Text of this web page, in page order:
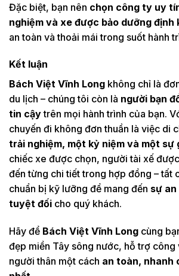
Đặc biệt, bạn nên chọn công ty uy
nghiệm và xe được bảo dưỡng định
an toàn và thoải mái trong suốt hành
Kết luận
Bách Việt Vĩnh Long không chỉ là
du lịch – chúng tôi còn là người bạn
tin cậytrên mọi hành trình của bạn.
chuyến đi không đơn thuần là việc di
trải nghiệm, một kỷ niệm và một sự
chiếc xe được chọn, người tài xế
đến từng chi tiết trong hợp đồng – tất
chuẩn bị kỹ lưỡng để mang đến sự
tuyệt đối cho quý khách.
Hãy để Bách Việt Vĩnh Long cùng
đẹp miền Tây sông nước, hỗ trợ công
người thân một cách an toàn, nhanh